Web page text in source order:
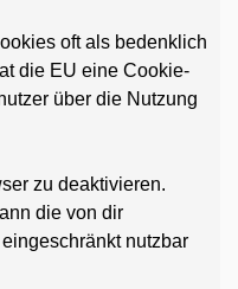
oft als bedenklich
die EU eine Cookie-
über die Nutzung
zu deaktivieren.
die von dir
nutzbar